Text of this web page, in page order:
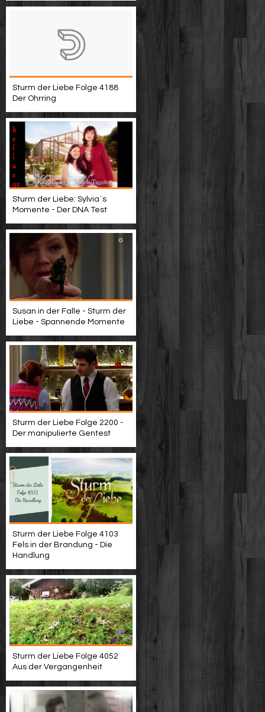
Sturm der Liebe Folge 4188
Der Ohrring
Sturm der Liebe: Sylvia´s
Momente - Der DNA Test
Susan in der Falle - Sturm der
Liebe - Spannende Momente
Sturm der Liebe Folge 2200 -
Der manipulierte Gentest
Sturm der Liebe Folge 4103
Fels in der Brandung - Die
Handlung
Sturm der Liebe Folge 4052
Aus der Vergangenheit